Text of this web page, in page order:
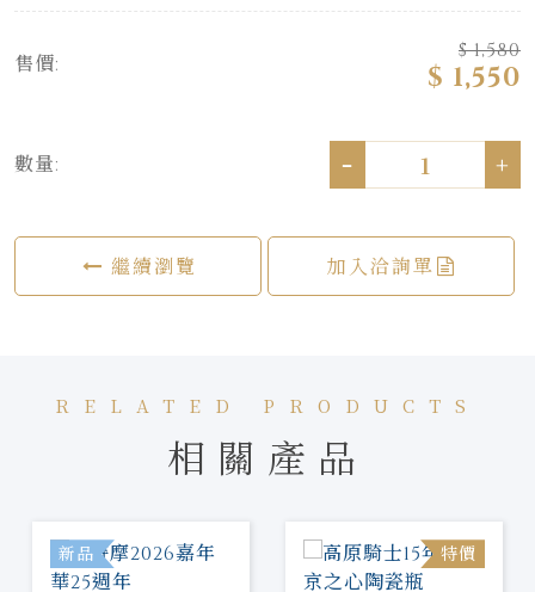
售價:
$ 1,580
$ 1,550
數量: - +
繼續瀏覽 加入洽詢單
RELATED PRODUCTS
相關產品
新品 特價